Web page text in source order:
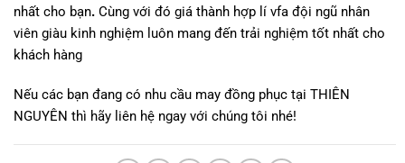
nhất cho bạn. Cùng với đó giá thành hợp lí vfa đội ngũ nhân
viên giàu kinh nghiệm luôn mang đến trải nghiệm tốt nhất cho
khách hàng
Nếu các bạn đang có nhu cầu may đồng phục tại THIÊN
NGUYÊN thì hãy liên hệ ngay với chúng tôi nhé!